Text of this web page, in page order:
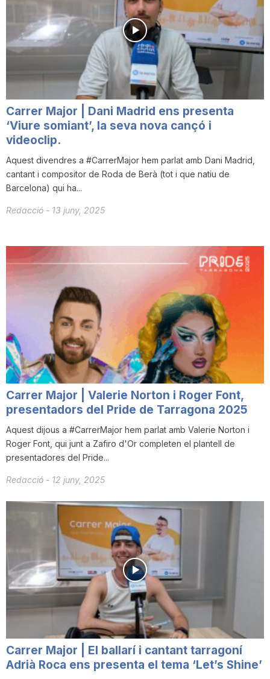
T
a
r
r
a
Carrer Major | Dani Madrid ens presenta
‘Viure somiant’, la seva nova cançó i
videoclip.
Aquest divendres a #CarrerMajor hem parlat amb Dani Madrid,
cantant i compositor de Roda de Berà (tot i que natiu de
Barcelona) qui ha...
Redacció - 13 juny, 2025
Carrer Major | Valerie Norton i Roger Font,
presentadors del Pride de Tarragona 2025
Aquest dijous a #CarrerMajor hem parlat amb Valerie Norton i
Roger Font, qui junt a Zafiro d'Or completen el plantell de
presentadores del Pride...
Redacció - 12 juny, 2025
Carrer Major | El ballarí i cantant tarragoní
Adrià Roca ens presenta el tema ‘Let’s Shine’